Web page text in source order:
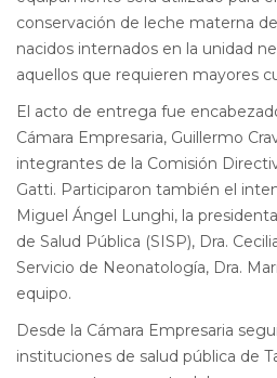
conservación de leche materna
nacidos internados en la unidad
aquellos que requieren mayores
El acto de entrega fue
Cámara Empresaria, Guillermo
integrantes de la Comisión
Gatti. Participaron también el
Miguel Ángel Lunghi, la
de Salud Pública (SISP), Dra.
Servicio de Neonatología, Dra.
equipo.
Desde la Cámara Empresaria
instituciones de salud pública de